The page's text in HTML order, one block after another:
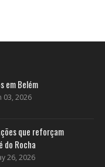
em Belém
03, 2026
que reforçam
do Rocha
26, 2026